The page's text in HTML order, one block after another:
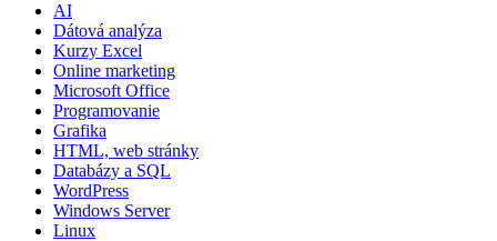
AI
Dátová analýza
Kurzy Excel
Online marketing
Microsoft Office
Programovanie
Grafika
HTML, web stránky
Databázy a SQL
WordPress
Windows Server
Linux